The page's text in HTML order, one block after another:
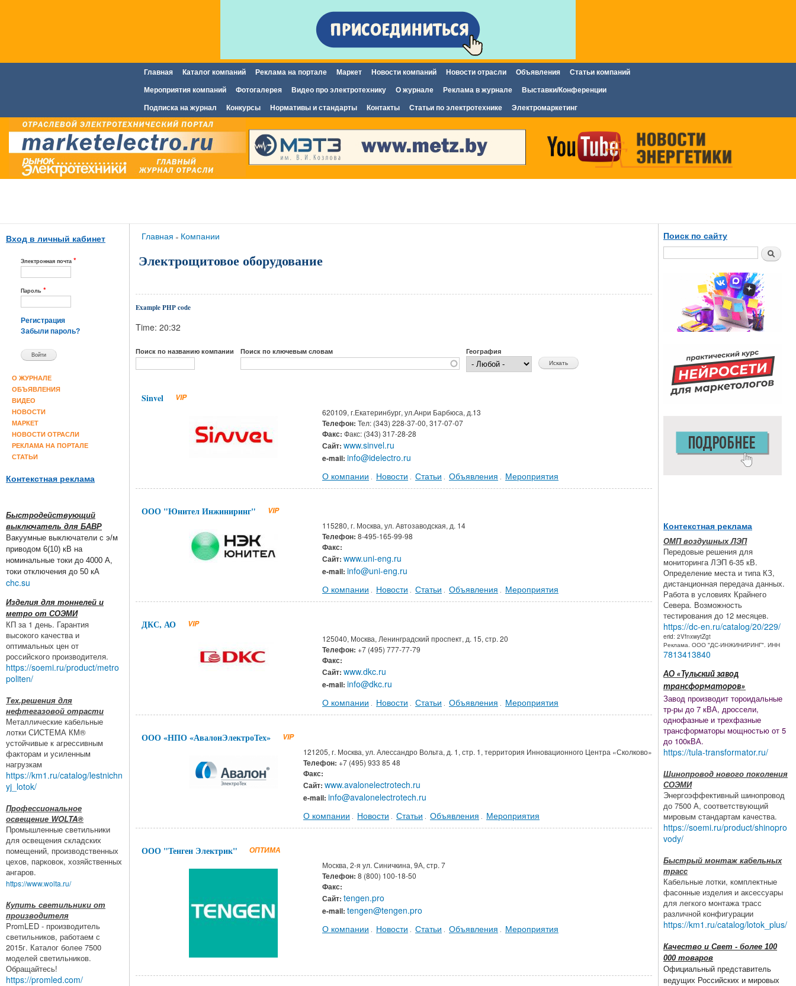
содержанию
Главное меню
Главная Каталог компаний Реклама на портале Маркет Новости компаний Новости отрасли Объявления Статьи компаний
Мероприятия компаний Фотогалерея Видео про электротехнику О журнале Реклама в журнале Выставки/Конференции
Подписка на журнал Конкурсы Нормативы и стандарты Контакты Статьи по электротехнике Электромаркетинг
Вход в личный кабинет
Электронная почта *
Пароль *
Регистрация
Забыли пароль?
О ЖУРНАЛЕ
ОБЪЯВЛЕНИЯ
ВИДЕО
НОВОСТИ
МАРКЕТ
НОВОСТИ ОТРАСЛИ
РЕКЛАМА НА ПОРТАЛЕ
СТАТЬИ
Контекстная реклама
Быстродействующий
выключатель для БАВР
Вакуумные выключатели с э/м
приводом 6(10) кВ на
номинальные токи до 4000 А,
токи отключения до 50 кА
chc.su
Изделия для тоннелей и
метро от СОЭМИ
КП за 1 день. Гарантия
высокого качества и
оптимальных цен от
российского производителя.
https://soemi.ru/product/metro
politen/
Тех.решения для
нефтегазовой отрасти
Металлические кабельные
лотки СИСТЕМА КМ®
устойчивые к агрессивным
факторам и усиленным
нагрузкам
https://km1.ru/catalog/lestnichn
yj_lotok/
Профессиональное
освещение WOLTA®
Промышленные светильники
для освещения складских
помещений, производственных
цехов, парковок, хозяйственных
ангаров.
https://www.wolta.ru/
Купить светильники от
производителя
PromLED - производитель
светильников, работаем с
2015г. Каталог более 7500
моделей светильников.
Обращайтесь!
https://promled.com/
Вы здесь
Главная » Компании
Электрощитовое оборудование
Example PHP code
Time: 20:32
Поиск по названию компании Поиск по ключевым словам География
Sinvel
VIP
620109, г.Екатеринбург, ул.Анри Барбюса, д.13
Телефон: Тел: (343) 228-37-00, 317-07-07
Факс: Факс: (343) 317-28-28
Сайт: www.sinvel.ru
e-mail: info@idelectro.ru
О компании
Новости Статьи Объявления Мероприятия
ООО "Юнител Инжиниринг"
VIP
115280, г. Москва, ул. Автозаводская, д. 14
Телефон: 8-495-165-99-98
Факс:
Сайт: www.uni-eng.ru
e-mail: info@uni-eng.ru
О компании
Новости Статьи Объявления Мероприятия
ДКС, АО
VIP
125040, Москва, Ленинградский проспект, д. 15, стр. 20
Телефон: +7 (495) 777-77-79
Факс:
Сайт: www.dkc.ru
e-mail: info@dkc.ru
О компании
Новости Статьи Объявления Мероприятия
ООО «НПО «АвалонЭлектроТех»
VIP
121205, г. Москва, ул. Алессандро Вольта, д. 1, стр. 1, территория Инновационного Центра «Сколково»
Телефон: +7 (495) 933 85 48
Факс:
Сайт: www.avalonelectrotech.ru
e-mail: info@avalonelectrotech.ru
О компании
Новости Статьи Объявления Мероприятия
ООО "Тенген Электрик"
ОПТИМА
Москва, 2-я ул. Синичкина, 9А, стр. 7
Телефон: 8 (800) 100-18-50
Факс:
Сайт: tengen.pro
e-mail: tengen@tengen.pro
О компании
Новости Статьи Объявления Мероприятия
Поиск по сайту
Поиск
Контекстная реклама
ОМП воздушных ЛЭП
Передовые решения для
мониторинга ЛЭП 6-35 кВ.
Определение места и типа КЗ,
дистанционная передача данных.
Работа в условиях Крайнего
Севера. Возможность
тестирования до 12 месяцев.
https://dc-en.ru/catalog/20/229/
erid: 2VfnxwytZgt
Реклама. ООО "ДС-ИНЖИНИРИНГ". ИНН
7813413840
АО «Тульский завод
трансформаторов»
Завод производит тороидальные
тр-ры до 7 кВА, дроссели,
однофазные и трехфазные
трансформаторы мощностью от 5
до 100кВА.
https://tula-transformator.ru/
Шинопровод нового поколения
СОЭМИ
Энергоэффективный шинопровод
до 7500 А, соответствующий
мировым стандартам качества.
https://soemi.ru/product/shinopro
vody/
Быстрый монтаж кабельных
трасс
Кабельные лотки, комплектные
фасонные изделия и аксессуары
для легкого монтажа трасс
различной конфигурации
https://km1.ru/catalog/lotok_plus/
Качество и Свет - более 100
000 товаров
Официальный представитель
ведущих Российских и мировых